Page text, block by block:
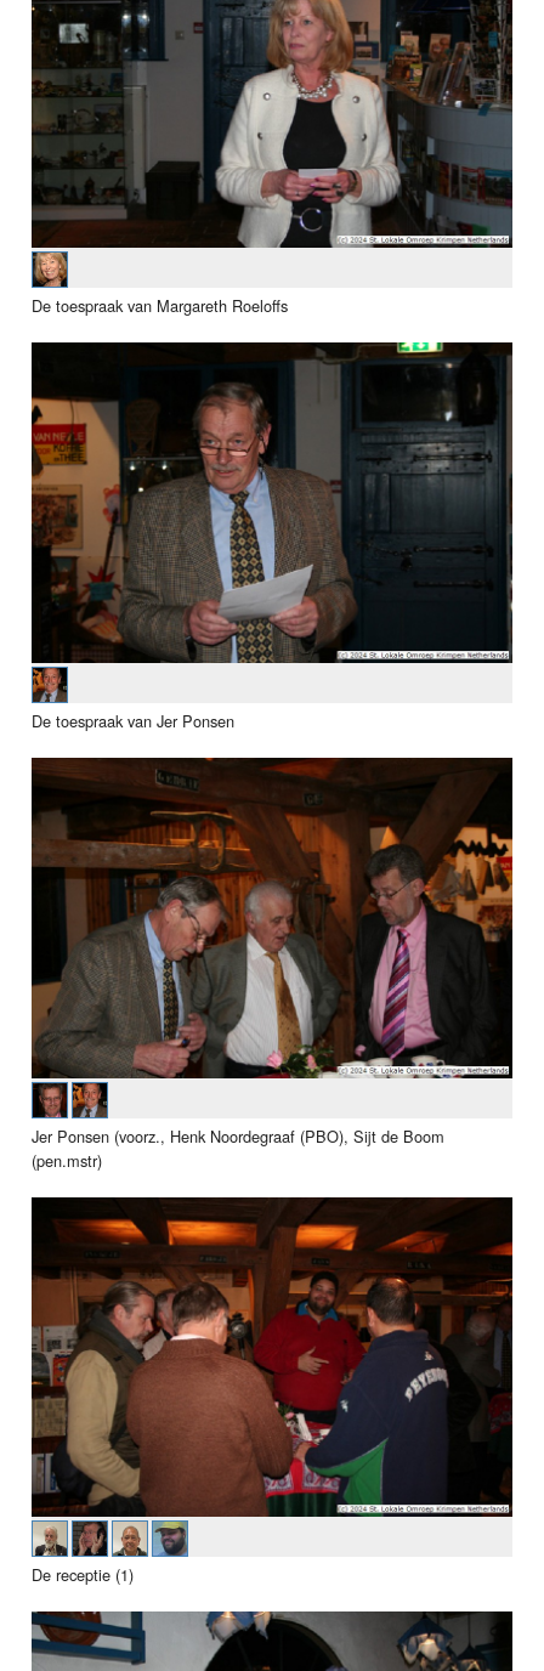
De toespraak van Margareth Roeloffs
De toespraak van Jer Ponsen
Jer Ponsen (voorz., Henk Noordegraaf (PBO), Sijt de Boom
(pen.mstr)
De receptie (1)